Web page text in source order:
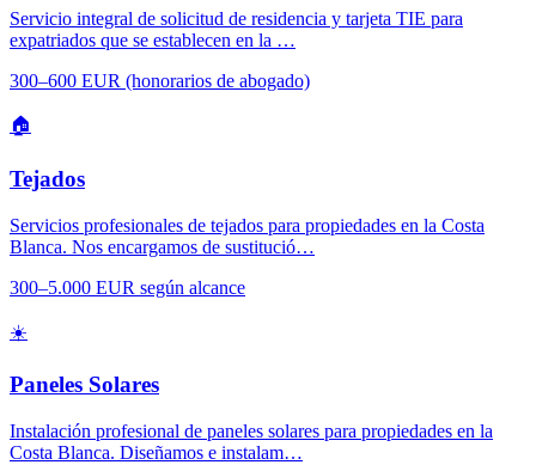
Servicio integral de solicitud de residencia y tarjeta TIE para
expatriados que se establecen en la …
300–600 EUR (honorarios de abogado)
🏠
Tejados
Servicios profesionales de tejados para propiedades en la Costa
Blanca. Nos encargamos de sustitució…
300–5.000 EUR según alcance
☀️
Paneles Solares
Instalación profesional de paneles solares para propiedades en la
Costa Blanca. Diseñamos e instalam…